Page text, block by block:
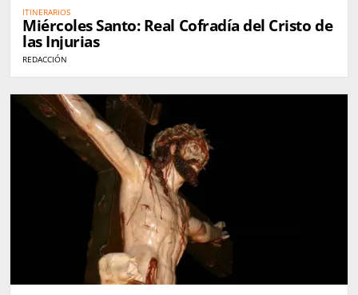
ITINERARIOS
Miércoles Santo: Real Cofradía del Cristo de
las Injurias
REDACCIÓN